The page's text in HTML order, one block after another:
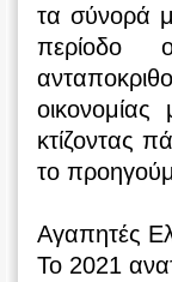
τα σύνορά
περίοδο
οικονομίας
κτίζοντας
το
Αγαπητές
Το 2021